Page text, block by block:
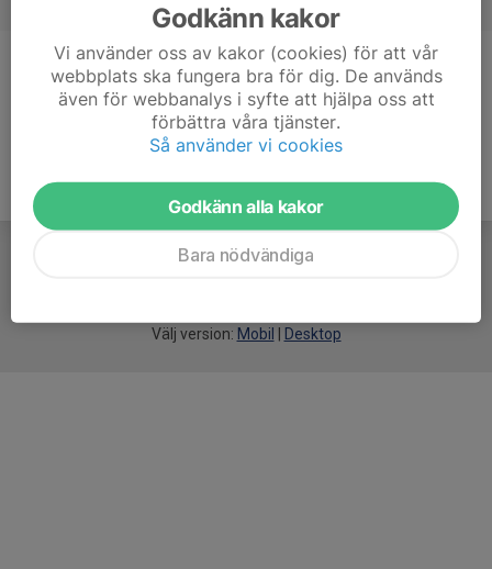
Ålder 17 år
Välj version: Mobil Desktop
Godkänn kakor
Vi använder oss av kakor (cookies) för att vår
webbplats ska fungera bra för dig. De används
även för webbanalys i syfte att hjälpa oss att
förbättra våra tjänster.
Så använder vi cookies
Godkänn alla kakor
Bara nödvändiga